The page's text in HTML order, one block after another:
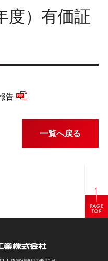
度）有価証
告
一覧へ戻る
ペ
ー